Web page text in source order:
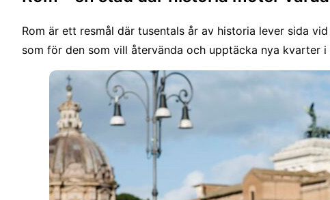
Rom är ett resmål där tusentals år av historia lever sida
som för den som vill återvända och upptäcka nya kvarter